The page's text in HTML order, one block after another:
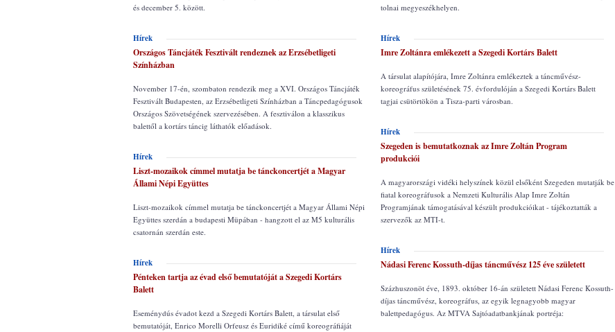
és december 5. között.
Hírek
Országos Táncjáték Fesztivált rendeznek az Erzsébetligeti
Színházban
November 17-én, szombaton rendezik meg a XVI. Országos Táncjáték
Fesztivált Budapesten, az Erzsébetligeti Színházban a Táncpedagógusok
Országos Szövetségének szervezésében. A fesztiválon a klasszikus
balettől a kortárs táncig láthatók előadások.
Hírek
Liszt-mozaikok címmel mutatja be tánckoncertjét a Magyar
Állami Népi Együttes
Liszt-mozaikok címmel mutatja be tánckoncertjét a Magyar Állami Népi
Együttes szerdán a budapesti Müpában - hangzott el az M5 kulturális
csatornán szerdán este.
Hírek
Pénteken tartja az évad első bemutatóját a Szegedi Kortárs
Balett
Eseménydús évadot kezd a Szegedi Kortárs Balett, a társulat első
bemutatóját, Enrico Morelli Orfeusz és Euridiké című koreográfiáját
tolnai megyeszékhelyen.
Hírek
Imre Zoltánra emlékezett a Szegedi Kortárs Balett
A társulat alapítójára, Imre Zoltánra emlékeztek a táncművész-
koreográfus születésének 75. évfordulóján a Szegedi Kortárs Balett
tagjai csütörtökön a Tisza-parti városban.
Hírek
Szegeden is bemutatkoznak az Imre Zoltán Program
produkciói
A magyarországi vidéki helyszínek közül elsőként Szegeden mutatják be
fiatal koreográfusok a Nemzeti Kulturális Alap Imre Zoltán
Programjának támogatásával készült produkcióikat - tájékoztatták a
szervezők az MTI-t.
Hírek
Nádasi Ferenc Kossuth-díjas táncművész 125 éve született
Százhuszonöt éve, 1893. október 16-án született Nádasi Ferenc Kossuth-
díjas táncművész, koreográfus, az egyik legnagyobb magyar
balettpedagógus. Az MTVA Sajtóadatbankjának portréja: